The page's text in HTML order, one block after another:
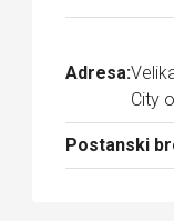
Adresa:
City
Postanski